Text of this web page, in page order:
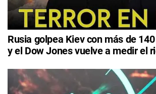
Rusia golpea Kiev con más de
y el Dow Jones vuelve a medir el